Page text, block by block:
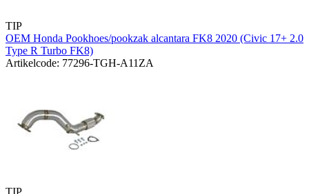
TIP
OEM Honda Pookhoes/pookzak alcantara FK8 2020 (Civic 17+ 2.0
Type R Turbo FK8)
Artikelcode: 77296-TGH-A11ZA